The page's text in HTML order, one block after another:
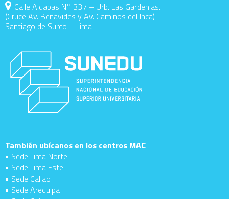
Calle Aldabas N° 337 – Urb. Las Gardenias.
(Cruce Av. Benavides y Av. Caminos del Inca)
Santiago de Surco – Lima
También ubícanos en los centros MAC
• Sede Lima Norte
• Sede Lima Este
• Sede Callao
• Sede Arequipa